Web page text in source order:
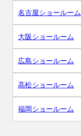
名古屋ショールーム
大阪ショールーム
広島ショールーム
高松ショールーム
福岡ショールーム